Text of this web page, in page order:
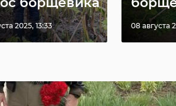
2025, 13:33 08 августа